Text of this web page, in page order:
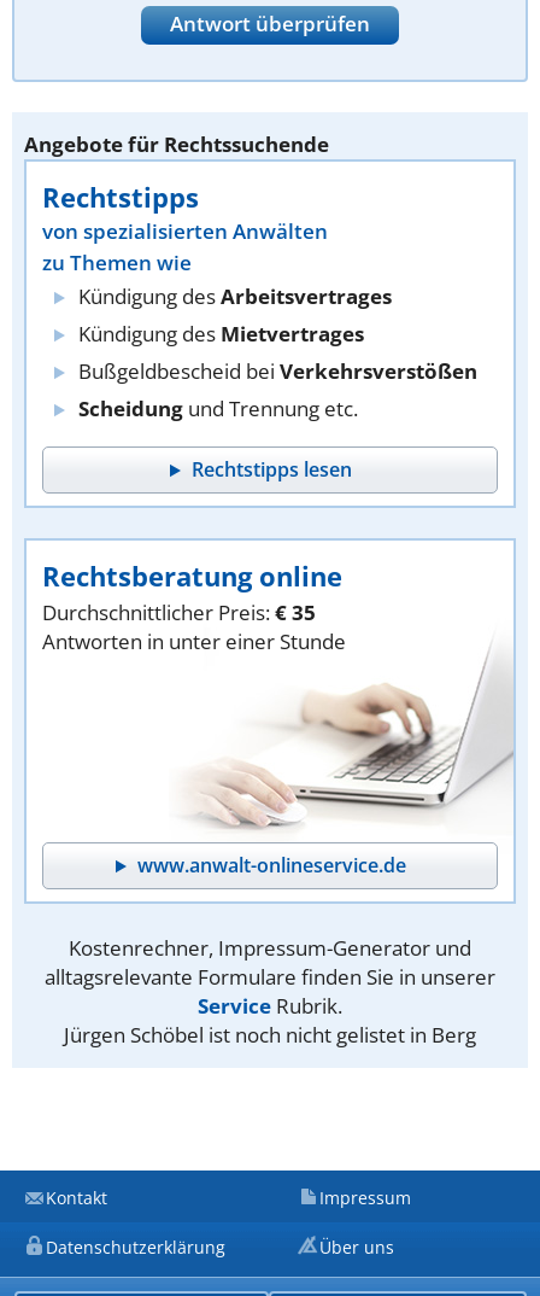
Antwort überprüfen
Angebote für Rechtssuchende
Rechtstipps
von spezialisierten Anwälten
zu Themen wie
Kündigung desArbeitsvertrages
Kündigung des Mietvertrages
Bußgeldbescheid bei Verkehrsverstößen
Scheidung und Trennung etc.
Rechtstipps lesen
Rechtsberatung online
Durchschnittlicher Preis:€ 35
Antworten in unter einer Stunde
www.anwalt-onlineservice.de
Kostenrechner, Impressum-Generator und
alltagsrelevante Formulare finden Sie in unserer
Service Rubrik.
Jürgen Schöbel ist noch nicht gelistet in Berg
Kontakt Impressum
Datenschutzerklärung Über uns